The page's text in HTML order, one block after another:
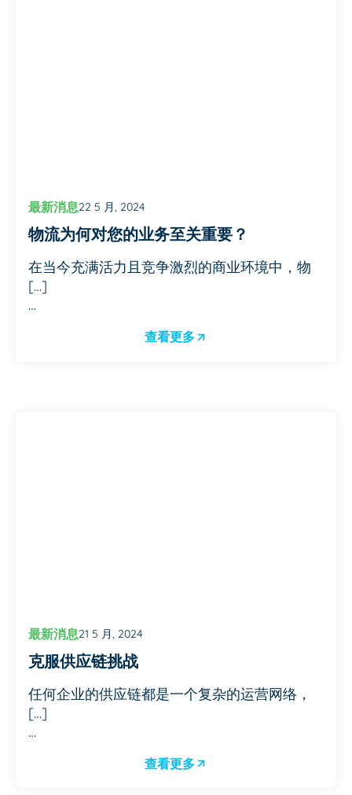
最新消息22 5 月, 2024
物流为何对您的业务至关重要？
在当今充满活力且竞争激烈的商业环境中，物
[…]
…
查看更多
最新消息21 5 月, 2024
克服供应链挑战
任何企业的供应链都是一个复杂的运营网络，
[…]
…
查看更多